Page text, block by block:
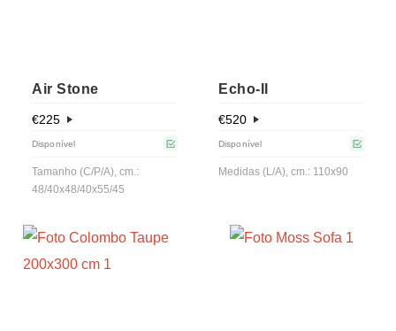
Air Stone
€225
Disponível
Tamanho (C/P/A), cm.:
48/40x48/40x55/45
Echo-IІ
€520
Disponível
Medidas (L/A), cm.: 110x90